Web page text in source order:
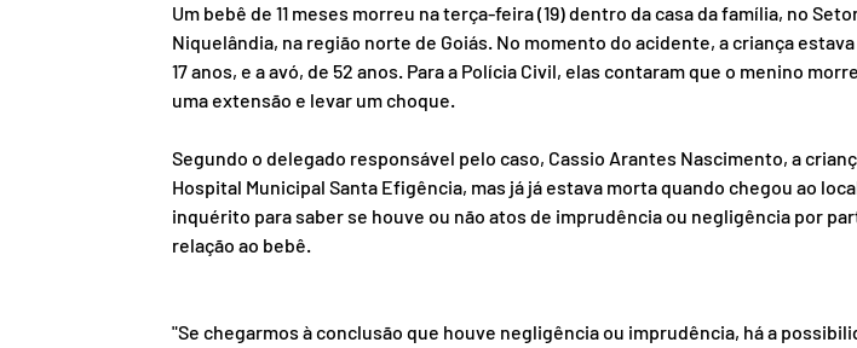
Um bebê de 11 meses morreu na terça-feira (19) dentro da casa da família, no
Niquelândia, na região norte de Goiás. No momento do acidente, a criança estava
17 anos, e a avó, de 52 anos. Para a Polícia Civil, elas contaram que o menino
uma extensão e levar um choque.
Segundo o delegado responsável pelo caso, Cassio Arantes Nascimento, a
Hospital Municipal Santa Efigência, mas já já estava morta quando chegou ao
inquérito para saber se houve ou não atos de imprudência ou negligência por
relação ao bebê.
"Se chegarmos à conclusão que houve negligência ou imprudência, há a